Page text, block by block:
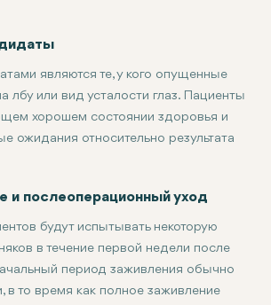
являются те, у кого опущенные
или вид усталости глаз. Пациенты
хорошем состоянии здоровья и
ожидания относительно результата
и послеоперационный уход
будут испытывать некоторую
в течение первой недели после
период заживления обычно
в то время как полное заживление